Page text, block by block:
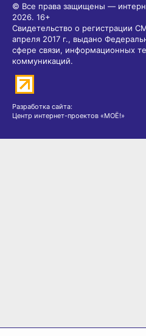
© Все права защищены —
2026. 16+
Свидетельство о регистрации
апреля 2017 г., выдано
сфере связи, информационных
коммуникаций.
Разработка сайта:
Центр интернет-проектов «МОЁ!»